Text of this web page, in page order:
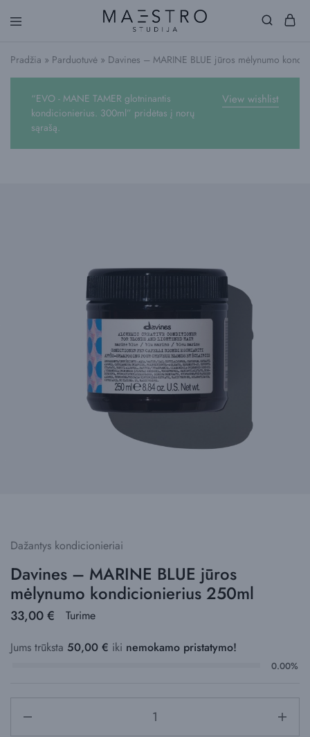
Pradžia » Parduotuvė » Davines – MARINE BLUE jūros mėlynumo
View wishlist
“EVO - MANE TAMER glotninantis
kondicionierius. 300ml” pridėtas į norų
sąrašą.
Dažantys kondicionieriai
Davines – MARINE BLUE jūros
mėlynumo kondicionierius 250ml
33,00€
Turime
Jums trūksta 50,00 € iki nemokamo pristatymo!
0.00%